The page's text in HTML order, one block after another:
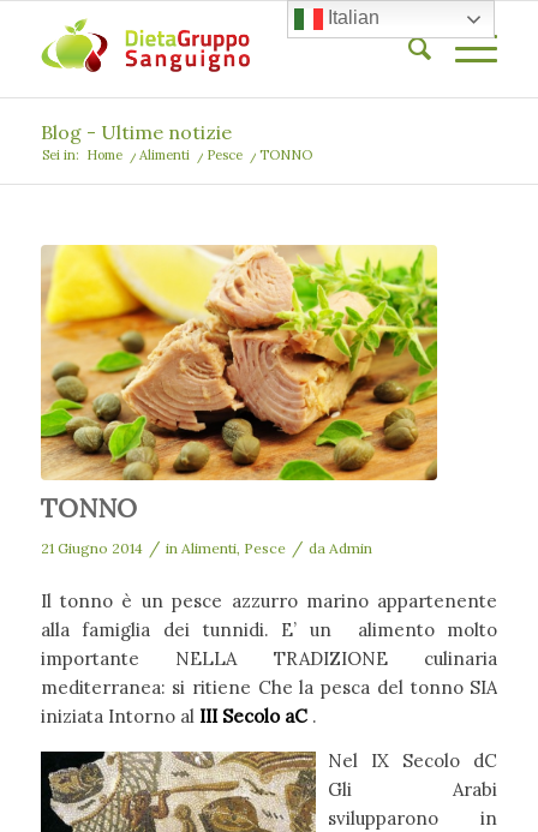
Blog - Ultime notizie
Sei in: Home / Alimenti / Pesce / TONNO
TONNO
21 Giugno 2014 / in Alimenti, Pesce / da Admin
Il tonno è un pesce azzurro marino appartenente
alla famiglia dei tunnidi. E’ un alimento molto
importante NELLA TRADIZIONE culinaria
mediterranea: si ritiene Che la pesca del tonno SIA
iniziata Intorno al III Secolo aC.
Nel IX Secolo dC
Gli Arabi
svilupparono in
Italian